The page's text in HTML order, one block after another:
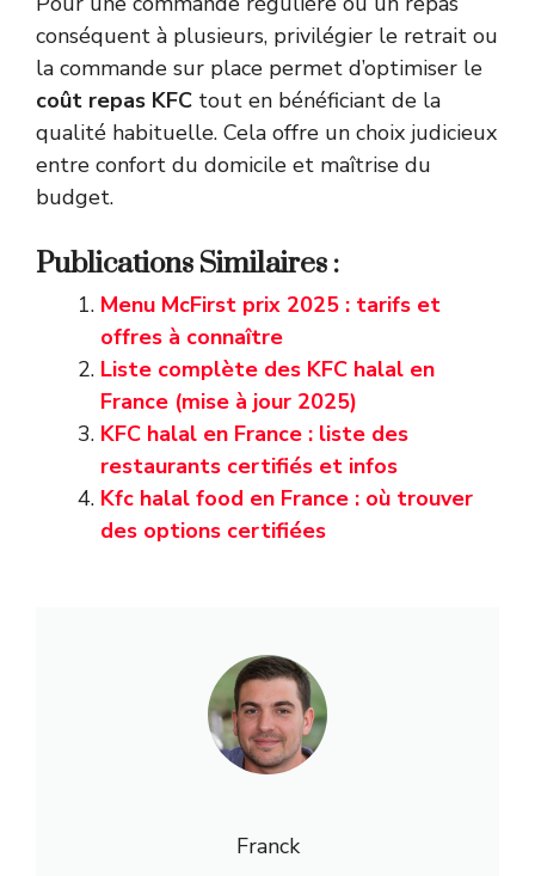
conséquent à plusieurs, privilégier le retrait ou
la commande sur place permet d’optimiser le
coût repas KFC tout en bénéficiant de la
qualité habituelle. Cela offre un choix judicieux
entre confort du domicile et maîtrise du
budget.
Publications Similaires :
Menu McFirst prix 2025 : tarifs et
offres à connaître
Liste complète des KFC halal en
France (mise à jour 2025)
KFC halal en France : liste des
restaurants certifiés et infos
Kfc halal food en France : où trouver
des options certifiées
Franck